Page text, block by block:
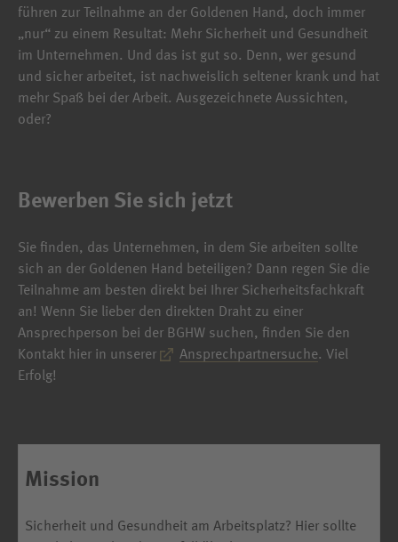
führen zur Teilnahme an der Goldenen Hand, doch immer
„nur“ zu einem Resultat: Mehr Sicherheit und Gesundheit
im Unternehmen. Und das ist gut so. Denn, wer gesund
und sicher arbeitet, ist nachweislich seltener krank und hat
mehr Spaß bei der Arbeit. Ausgezeichnete Aussichten,
oder?
Bewerben Sie sich jetzt
Sie finden, das Unternehmen, in dem Sie arbeiten sollte
sich an der Goldenen Hand beteiligen? Dann regen Sie die
Teilnahme am besten direkt bei Ihrer Sicherheitsfachkraft
an! Wenn Sie lieber den direkten Draht zu einer
Ansprechperson bei der BGHW suchen, finden Sie den
Kontakt hier in unserer
Ansprechpartnersuche. Viel
Erfolg!
Mission
Sicherheit und Gesundheit am Arbeitsplatz? Hier sollte